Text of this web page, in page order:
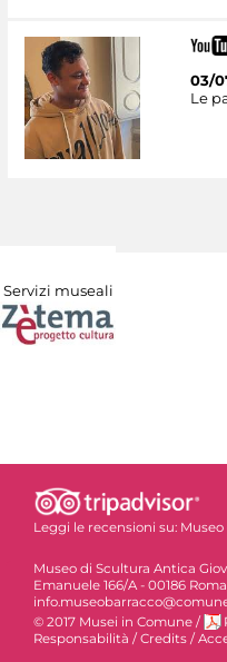
03/
Le
Servizi museali
Leggi le recensioni su:
Museo di Scultura Antica
Emanuele 166/A - 00186
© 2017 Musei in Comune /
Responsabilità / Credits /